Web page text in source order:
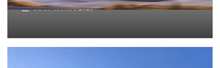
On30 Ιουλίου 2026